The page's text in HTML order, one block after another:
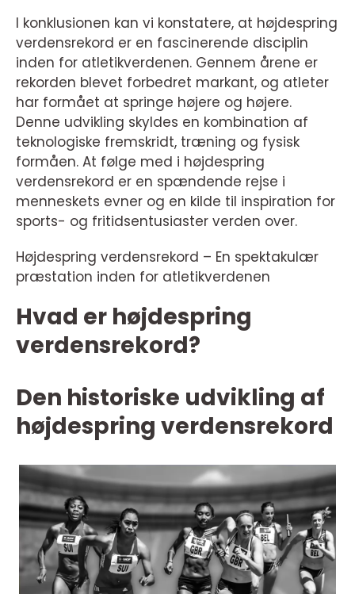
I konklusionen kan vi konstatere, at højdespring
verdensrekord er en fascinerende disciplin
inden for atletikverdenen. Gennem årene er
rekorden blevet forbedret markant, og atleter
har formået at springe højere og højere.
Denne udvikling skyldes en kombination af
teknologiske fremskridt, træning og fysisk
formåen. At følge med i højdespring
verdensrekord er en spændende rejse i
menneskets evner og en kilde til inspiration for
sports- og fritidsentusiaster verden over.
Højdespring verdensrekord – En spektakulær
præstation inden for atletikverdenen
Hvad er højdespring
verdensrekord?
Den historiske udvikling af
højdespring verdensrekord